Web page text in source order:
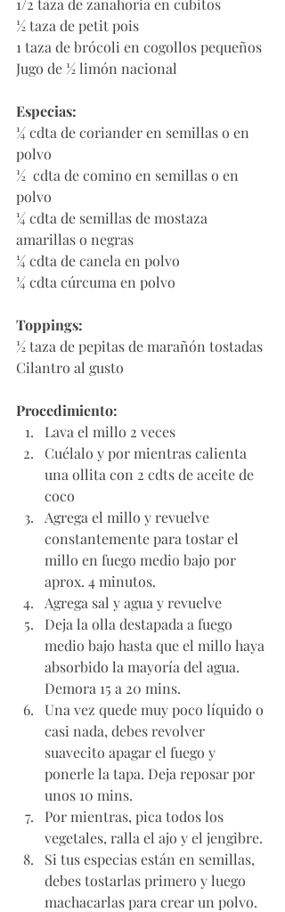
1/2 taza de zanahoria en cubitos
½ taza de petit pois
1 taza de brócoli en cogollos pequeños
Jugo de ½ limón nacional
Especias:
¼ cdta de coriander en semillas o en
polvo
½  cdta de comino en semillas o en
polvo
¼ cdta de semillas de mostaza
amarillas o negras
¼ cdta de canela en polvo
¼ cdta cúrcuma en polvo
Toppings:
½ taza de pepitas de marañón tostadas
Cilantro al gusto
Procedimiento:
Lava el millo 2 veces
Cuélalo y por mientras calienta
una ollita con 2 cdts de aceite de
coco
Agrega el millo y revuelve
constantemente para tostar el
millo en fuego medio bajo por
aprox. 4 minutos.
Agrega sal y agua y revuelve
Deja la olla destapada a fuego
medio bajo hasta que el millo haya
absorbido la mayoría del agua.
Demora 15 a 20 mins.
Una vez quede muy poco líquido o
casi nada, debes revolver
suavecito apagar el fuego y
ponerle la tapa. Deja reposar por
unos 10 mins.
Por mientras, pica todos los
vegetales, ralla el ajo y el jengibre.
Si tus especias están en semillas,
debes tostarlas primero y luego
machacarlas para crear un polvo.